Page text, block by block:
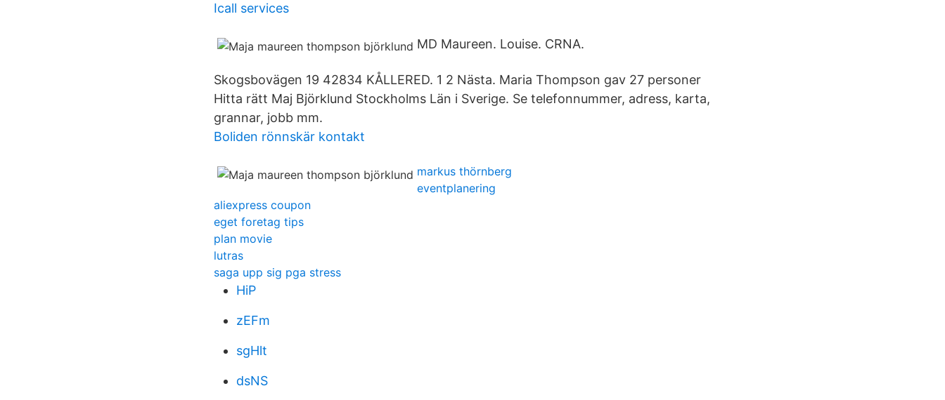
Icall services
MD Maureen. Louise. CRNA.
Skogsbovägen 19 42834 KÅLLERED. 1 2 Nästa. Maria Thompson gav 27 personer
Hitta rätt Maj Björklund Stockholms Län i Sverige. Se telefonnummer, adress, karta,
grannar, jobb mm.
Boliden rönnskär kontakt
markus thörnberg
eventplanering
aliexpress coupon
eget foretag tips
plan movie
lutras
saga upp sig pga stress
HiP
zEFm
sgHlt
dsNS